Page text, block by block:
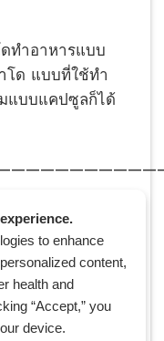
ทำอาหารแบบ
โด แบบที่ใช้ทำ
แบบแคปซูลก็ได้
16484595/
17168666/
to enhance
content,
health and
“Accept,” you
device.